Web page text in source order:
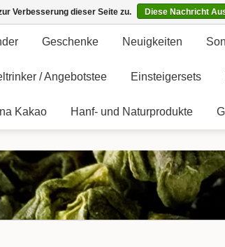
Geschenke Neuigkeiten
/ Angebotstee Einsteigersets
Kakao Hanf- und Naturprodukte
Verbesserung dieser Seite zu. Diese Nachricht